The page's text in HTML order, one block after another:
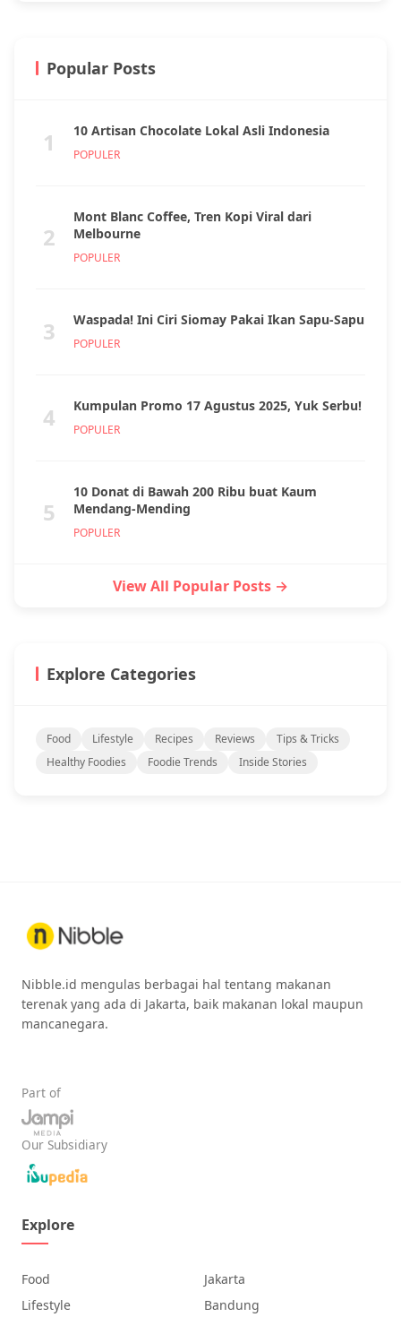
Popular Posts
1 10 Artisan Chocolate Lokal Asli Indonesia
POPULER
2
Mont Blanc Coffee, Tren Kopi Viral dari
Melbourne
POPULER
3 Waspada! Ini Ciri Siomay Pakai Ikan Sapu-Sapu
POPULER
4 Kumpulan Promo 17 Agustus 2025, Yuk Serbu!
POPULER
5
10 Donat di Bawah 200 Ribu buat Kaum
Mendang-Mending
POPULER
View All Popular Posts →
Explore Categories
Food Lifestyle Recipes Reviews
Tips & Tricks
Healthy Foodies
Foodie Trends Inside Stories
Nibble.id mengulas berbagai hal tentang makanan
terenak yang ada di Jakarta, baik makanan lokal maupun
mancanegara.
Part of
Our Subsidiary
Explore
Food
Lifestyle
Jakarta
Bandung